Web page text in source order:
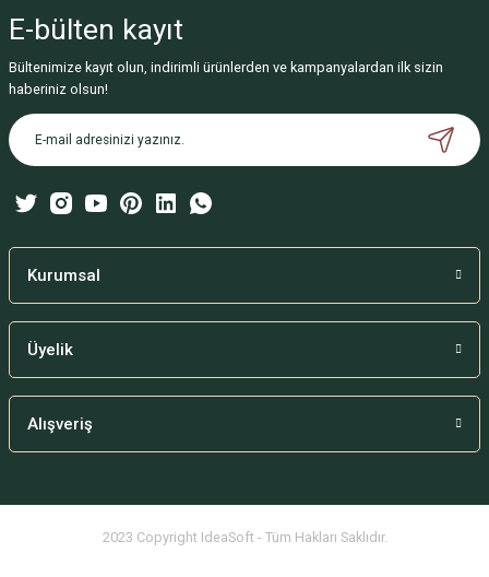
Görüş ve önerileriniz için teşekkür ederiz.
Ürün resmi kalitesiz, bozuk veya görüntülenemiyor.
Ürün açıklamasında eksik bilgiler bulunuyor.
Ürün bilgilerinde hatalar bulunuyor.
Bu ürüne benzer farklı alternatifler olmalı.
E-bülten kayıt
Bültenimize kayıt olun, indirimli ürünlerden ve kampanyalardan ilk sizin
haberiniz olsun!
Kurumsal
Üyelik
Alışveriş
2023 Copyright IdeaSoft - Tüm Hakları Saklıdır.